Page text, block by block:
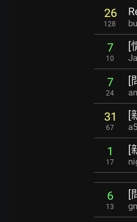
26
128
7
10
[
7
24
[
31
67
[
1
17
[
6
13
[